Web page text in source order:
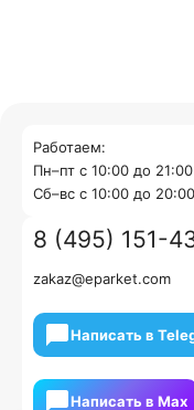
Работаем:
Пн–пт с 10:00 до 21:00
Cб–вс с 10:00 до 20:00
8 (495) 151-
zakaz@eparket.com
Написать в
Написать в Мах